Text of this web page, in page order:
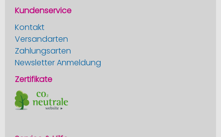
Kundenservice
Kontakt
Versandarten
Zahlungsarten
Newsletter Anmeldung
Zertifikate